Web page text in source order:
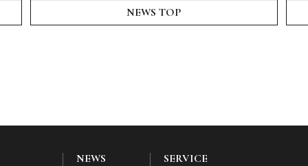
NEWS TOP
NEWS SERVICE